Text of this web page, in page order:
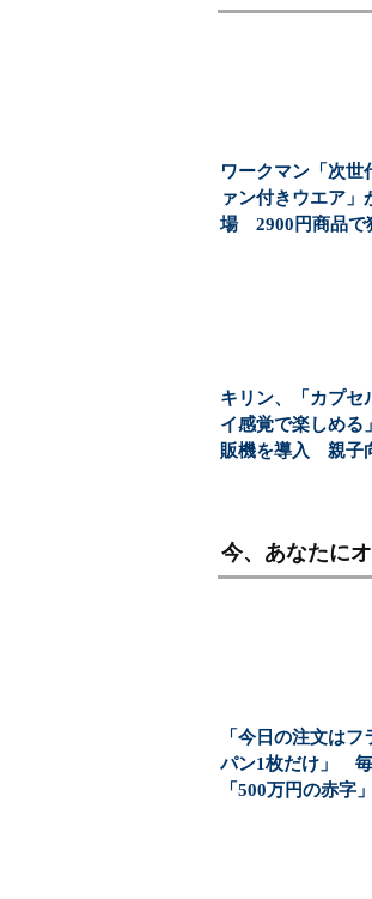
ワークマン「次世
ァン付きウエア」
場 2900円商品で
キリン、「カプセ
イ感覚で楽しめる
販機を導入 親子
今、あなたに
「今日の注文はフ
パン1枚だけ」 毎
「500万円の赤字